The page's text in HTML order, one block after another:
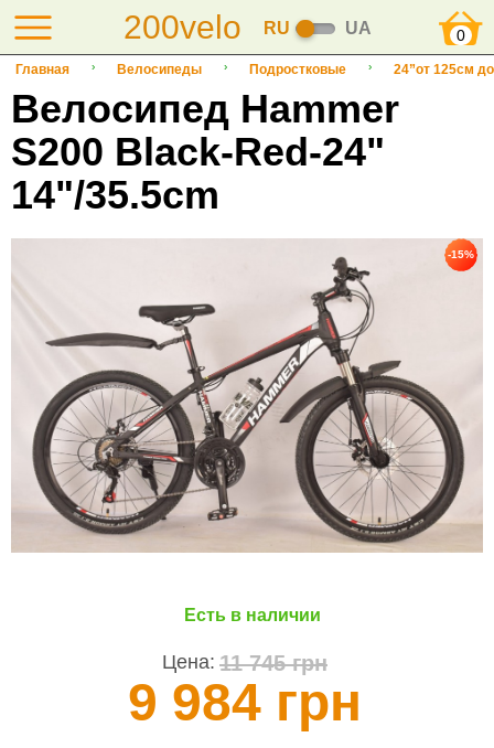
200velo RU UA 0
Главная Велосипеды Подростковые 24”от 125см
Велосипед Hammer
S200 Black-Red-24"
14"/35.5cm
-15%
Есть в наличии
Цена: 11 745 грн
9 984 грн